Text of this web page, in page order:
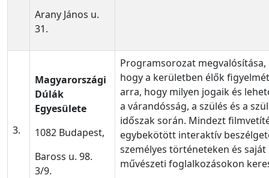
Arany János u.
31.
3.
Magyarországi
Dúlák
Egyesülete
1082 Budapest,
Baross u. 98.
3/9.
Programsorozat megvalósítása,
hogy a kerületben élők
arra, hogy milyen jogaik és
a várandósság, a szülés és a
időszak során. Mindezt
egybekötött interaktív
személyes történeteken és
művészeti foglalkozásokon